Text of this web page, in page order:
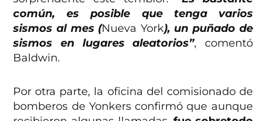
común, es posible que tenga varios
sismos al mes (Nueva York), un puñado de
sismos en lugares aleatorios”, comentó
Baldwin.
Por otra parte, la oficina del comisionado de
bomberos de Yonkers confirmó que aunque